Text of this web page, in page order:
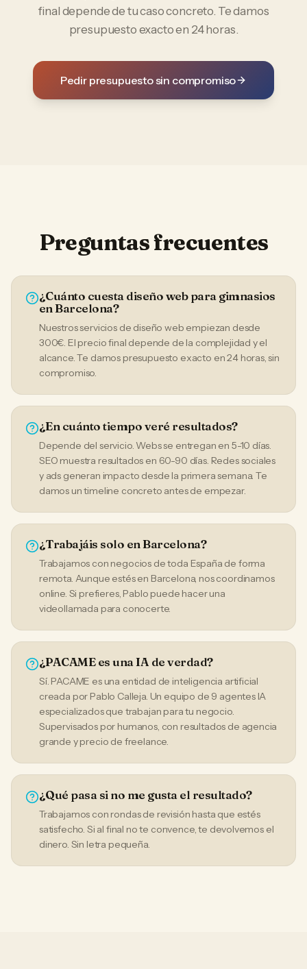
final depende de tu caso concreto. Te damos
presupuesto exacto en 24 horas.
Pedir presupuesto sin compromiso
Preguntas frecuentes
¿Cuánto cuesta diseño web para gimnasios
en Barcelona?
Nuestros servicios de diseño web empiezan desde
300€. El precio final depende de la complejidad y el
alcance. Te damos presupuesto exacto en 24 horas, sin
compromiso.
¿En cuánto tiempo veré resultados?
Depende del servicio. Webs se entregan en 5-10 días.
SEO muestra resultados en 60-90 días. Redes sociales
y ads generan impacto desde la primera semana. Te
damos un timeline concreto antes de empezar.
¿Trabajáis solo en Barcelona?
Trabajamos con negocios de toda España de forma
remota. Aunque estés en Barcelona, nos coordinamos
online. Si prefieres, Pablo puede hacer una
videollamada para conocerte.
¿PACAME es una IA de verdad?
Sí. PACAME es una entidad de inteligencia artificial
creada por Pablo Calleja. Un equipo de 9 agentes IA
especializados que trabajan para tu negocio.
Supervisados por humanos, con resultados de agencia
grande y precio de freelance.
¿Qué pasa si no me gusta el resultado?
Trabajamos con rondas de revisión hasta que estés
satisfecho. Si al final no te convence, te devolvemos el
dinero. Sin letra pequeña.